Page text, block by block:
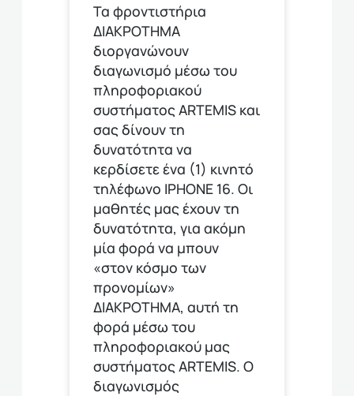
Τα φροντιστήρια
ΔΙΑΚΡΟΤΗΜΑ
διοργανώνουν
διαγωνισμό μέσω του
πληροφοριακού
συστήματος ARTEMIS και
σας δίνουν τη
δυνατότητα να
κερδίσετε ένα (1) κινητό
τηλέφωνο ΙΡΗΟΝΕ 16. Οι
μαθητές μας έχουν τη
δυνατότητα, για ακόμη
μία φορά να μπουν
«στον κόσμο των
προνομίων»
ΔΙΑΚΡΟΤΗΜΑ, αυτή τη
φορά μέσω του
πληροφοριακού μας
συστήματος ARTEMIS. Ο
διαγωνισμός